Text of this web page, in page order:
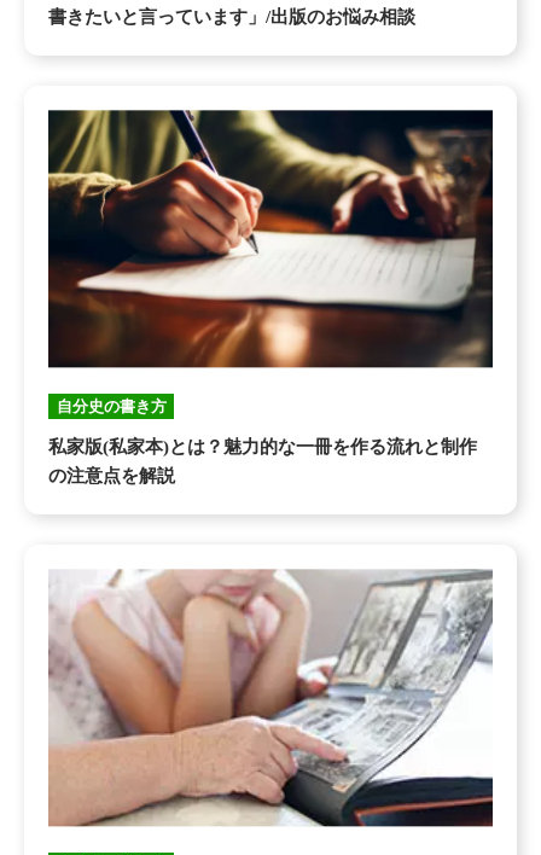
書きたいと言っています」/出版のお悩み相談
自分史の書き方
私家版(私家本)とは？魅力的な一冊を作る流れと制作
の注意点を解説